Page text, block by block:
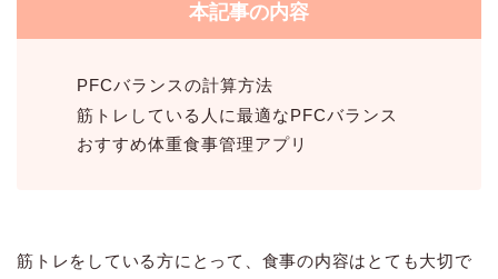
本記事の内容
PFCバランスの計算方法
筋トレしている人に最適なPFCバランス
おすすめ体重食事管理アプリ
筋トレをしている方にとって、食事の内容はとても大切で